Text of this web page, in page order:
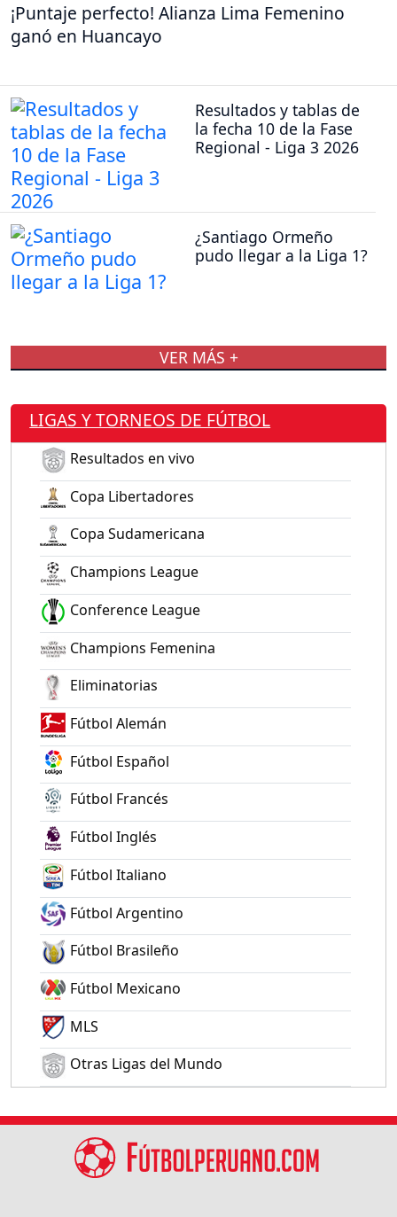
¡Puntaje perfecto! Alianza Lima Femenino
ganó en Huancayo
Resultados y tablas de
la fecha 10 de la Fase
Regional - Liga 3 2026
¿Santiago Ormeño
pudo llegar a la Liga 1?
VER MÁS +
LIGAS Y TORNEOS DE FÚTBOL
Resultados en vivo
Copa Libertadores
Copa Sudamericana
Champions League
Conference League
Champions Femenina
Eliminatorias
Fútbol Alemán
Fútbol Español
Fútbol Francés
Fútbol Inglés
Fútbol Italiano
Fútbol Argentino
Fútbol Brasileño
Fútbol Mexicano
MLS
Otras Ligas del Mundo